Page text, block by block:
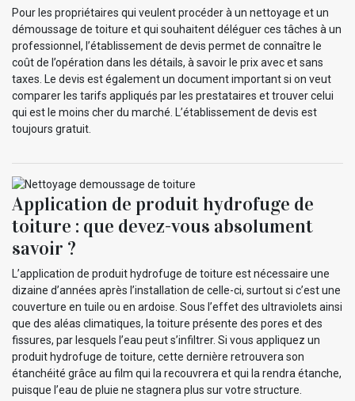
Pour les propriétaires qui veulent procéder à un nettoyage et un
démoussage de toiture et qui souhaitent déléguer ces tâches à un
professionnel, l’établissement de devis permet de connaître le
coût de l’opération dans les détails, à savoir le prix avec et sans
taxes. Le devis est également un document important si on veut
comparer les tarifs appliqués par les prestataires et trouver celui
qui est le moins cher du marché. L’établissement de devis est
toujours gratuit.
Application de produit hydrofuge de
toiture : que devez-vous absolument
savoir ?
L’application de produit hydrofuge de toiture est nécessaire une
dizaine d’années après l’installation de celle-ci, surtout si c’est une
couverture en tuile ou en ardoise. Sous l’effet des ultraviolets ainsi
que des aléas climatiques, la toiture présente des pores et des
fissures, par lesquels l’eau peut s’infiltrer. Si vous appliquez un
produit hydrofuge de toiture, cette dernière retrouvera son
étanchéité grâce au film qui la recouvrera et qui la rendra étanche,
puisque l’eau de pluie ne stagnera plus sur votre structure.